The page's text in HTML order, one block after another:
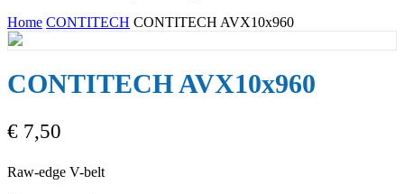
Home CONTITECH CONTITECH AVX10x960
CONTITECH AVX10x960
€ 7,50
Raw-edge V-belt